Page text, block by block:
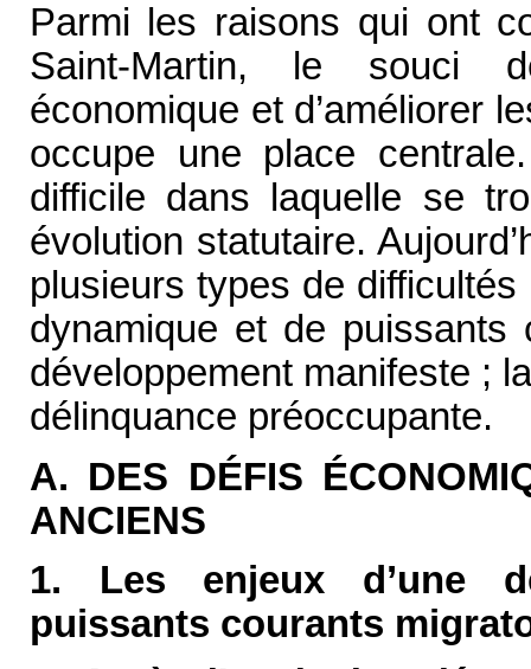
Parmi les raisons qui ont
Saint-Martin, le souci
économique et d’améliorer
occupe une place
difficile dans laquelle se
évolution statutaire.
plusieurs types de
dynamique et de
développement manifeste ;
délinquance préoccupante.
A. DES DÉFIS
ANCIENS
1. Les enjeux d’une
puissants courants